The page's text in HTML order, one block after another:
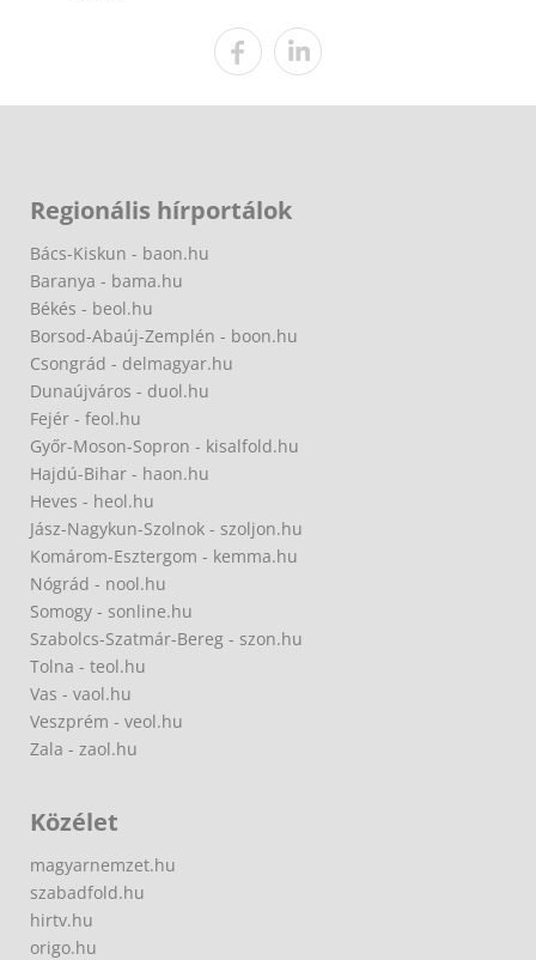
Regionális hírportálok
Bács-Kiskun - baon.hu
Baranya - bama.hu
Békés - beol.hu
Borsod-Abaúj-Zemplén - boon.hu
Csongrád - delmagyar.hu
Dunaújváros - duol.hu
Fejér - feol.hu
Győr-Moson-Sopron - kisalfold.hu
Hajdú-Bihar - haon.hu
Heves - heol.hu
Jász-Nagykun-Szolnok - szoljon.hu
Komárom-Esztergom - kemma.hu
Nógrád - nool.hu
Somogy - sonline.hu
Szabolcs-Szatmár-Bereg - szon.hu
Tolna - teol.hu
Vas - vaol.hu
Veszprém - veol.hu
Zala - zaol.hu
Közélet
magyarnemzet.hu
szabadfold.hu
hirtv.hu
origo.hu